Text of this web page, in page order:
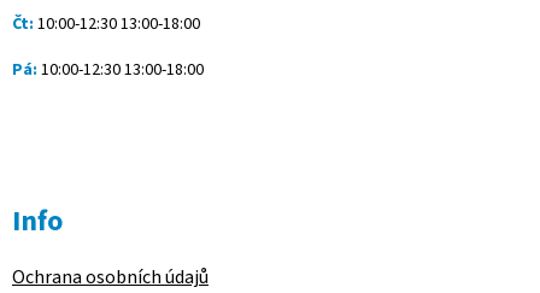
Čt: 10:00-12:30 13:00-18:00
Pá: 10:00-12:30 13:00-18:00
Info
Ochrana osobních údajů